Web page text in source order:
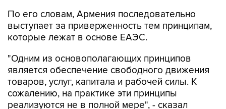
По его словам, Армения последовательно
выступает за приверженность тем принципам,
которые лежат в основе ЕАЭС.
"Одним из основополагающих принципов
является обеспечение свободного движения
товаров, услуг, капитала и рабочей силы. К
сожалению, на практике эти принципы
реализуются не в полной мере", - сказал